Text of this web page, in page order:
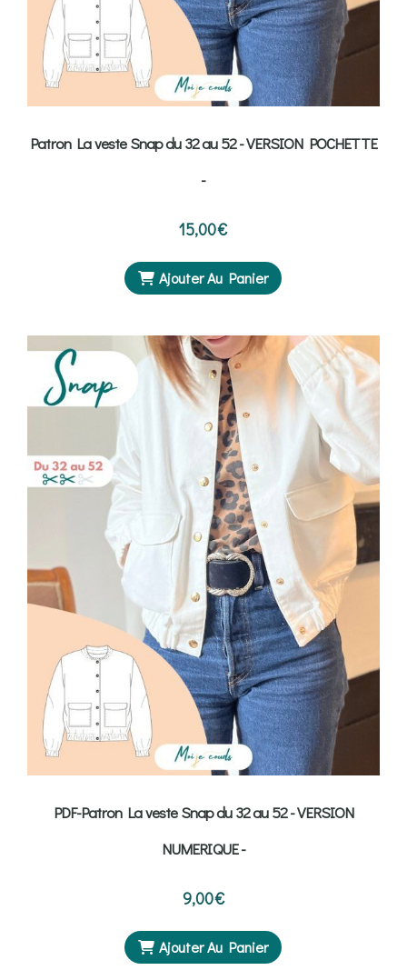
Patron La veste Snap du 32 au 52 - VERSION POCHETTE
-
15,00€
Ajouter Au Panier
PDF-Patron La veste Snap du 32 au 52 - VERSION
NUMERIQUE -
9,00€
Ajouter Au Panier